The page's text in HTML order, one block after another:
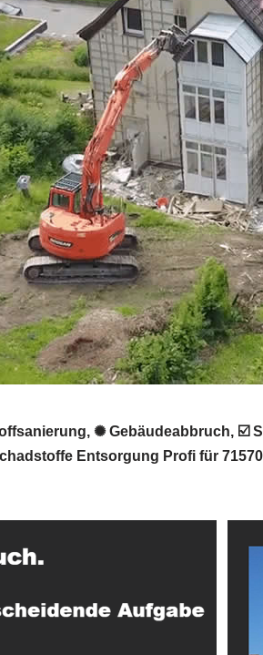
✺ Gebäudeabbruch,
Entsorgung Profi für